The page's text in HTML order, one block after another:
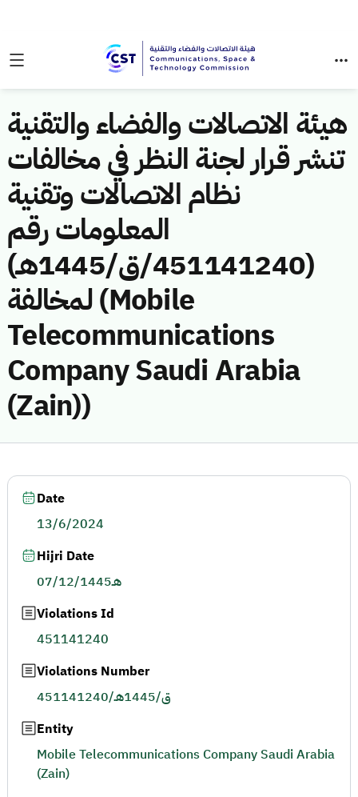
هيئة الاتصالات والفضاء والتقنية
تنشر قرار لجنة النظر في مخالفات
نظام الاتصالات وتقنية
المعلومات رقم
(451141240/ق/1445هـ)
لمخالفة (Mobile
Telecommunications
Company Saudi Arabia
(Zain))
Date
13/6/2024
Hijri Date
07/12/1445هـ
Violations Id
451141240
Violations Number
451141240/ق/1445هـ
Entity
Mobile Telecommunications Company Saudi Arabia
(Zain)